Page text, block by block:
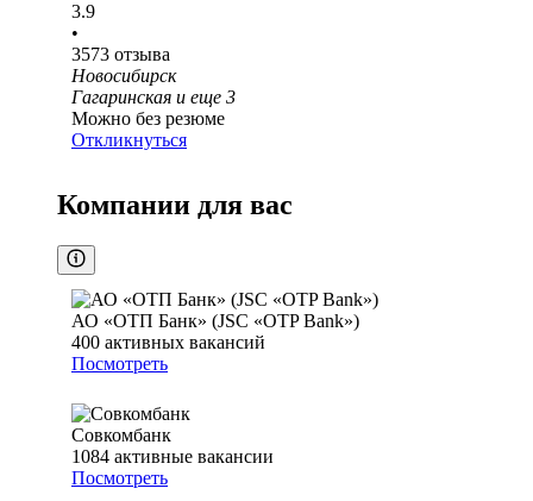
3.9
•
3573 отзыва
Новосибирск
Гагаринская и еще 3
Можно без резюме
Откликнуться
Компании для вас
АО «ОТП Банк» (JSC «OTP Bank»)
400 активных вакансий
Посмотреть
Совкомбанк
1084 активные вакансии
Посмотреть